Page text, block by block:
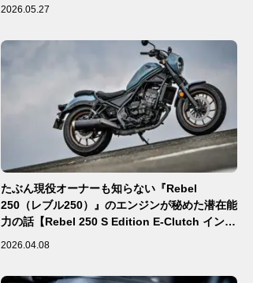
2026.05.27
たぶん現役オーナーも知らない『Rebel
250（レブル250）』のエンジンが秘めた潜在能
力の話【Rebel 250 S Edition E-Clutch インプ
レ・レビュー 前編】
2026.04.08